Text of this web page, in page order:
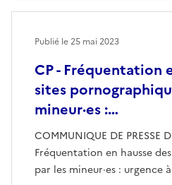
CP - Fréquentation
sites
mineur·es :…
COMMUNIQUE DE PRESSE
Fréquentation en hausse
par les mineur·es : urgence
Publié le25 mai 2023